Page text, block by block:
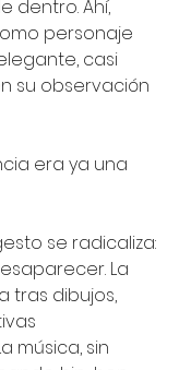
dentro. Ahí,
personaje
casi
su observación
era ya una
se radicaliza:
La
tras dibujos,
música, sin